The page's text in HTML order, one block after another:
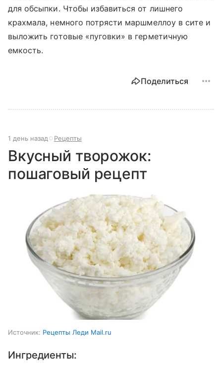
для обсыпки. Чтобы избавиться от лишнего
крахмала, немного потрясти маршмеллоу в сите и
выложить готовые «пуговки» в герметичную
емкость.
Поделиться
1 день назад Рецепты
Вкусный творожок:
пошаговый рецепт
Источник: Рецепты Леди Mail.ru
Ингредиенты: